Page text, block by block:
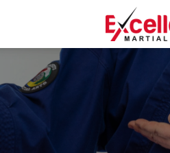
Skip to main content